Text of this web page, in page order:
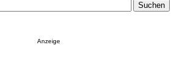
Anzeige